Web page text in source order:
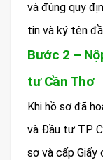
và đúng quy
tin và ký tên
Bước 2 –
tư Cần Thơ
Khi hồ sơ đã
và Đầu tư TP.
sơ và cấp Giấy